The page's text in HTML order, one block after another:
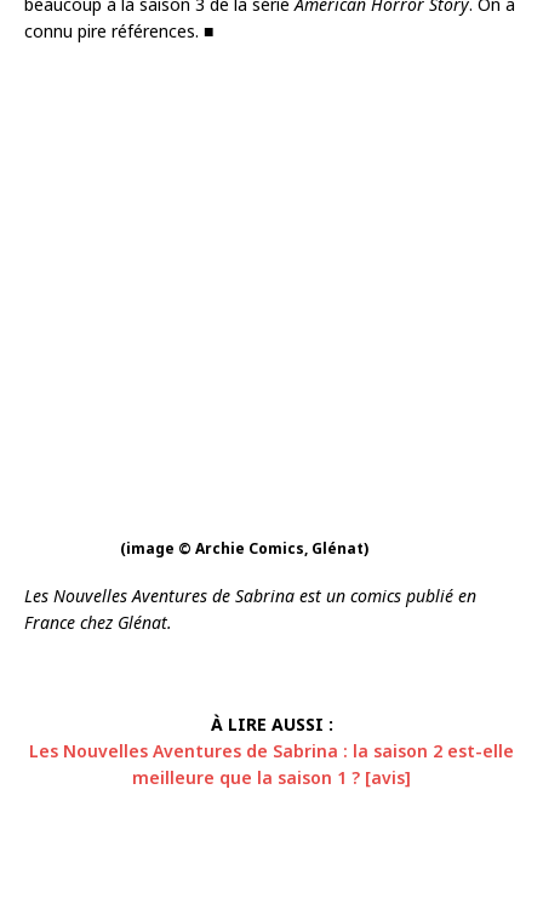
connu pire références. ■
(image © Archie Comics, Glénat)
Les Nouvelles Aventures de Sabrina est un comics publié en
France chez Glénat.
À LIRE AUSSI :
Les Nouvelles Aventures de Sabrina : la saison 2 est-elle
meilleure que la saison 1 ? [avis]